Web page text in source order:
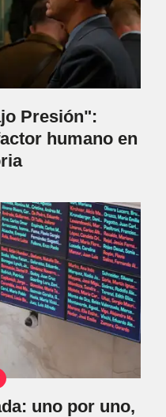
Presión":
humano en
uno por uno,